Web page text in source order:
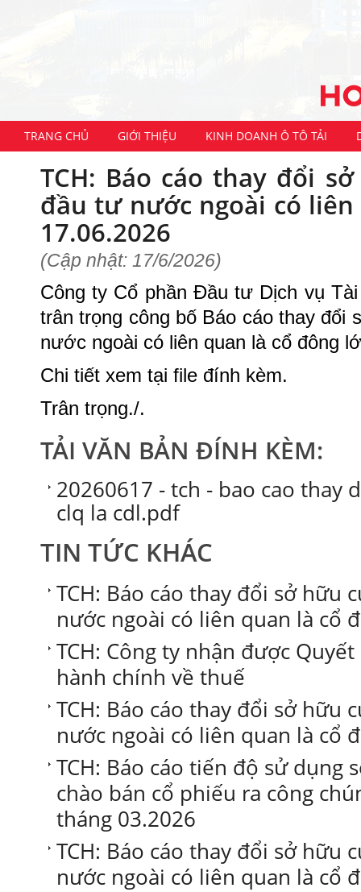
TRANG CHỦ GIỚI THIỆU KINH DOANH Ô TÔ TẢI
TCH: Báo cáo thay đổi
đầu tư nước ngoài có
17.06.2026
(Cập nhật: 17/6/2026)
Công ty Cổ phần Đầu tư Dịch vụ
trân trọng công bố Báo cáo thay đổi
nước ngoài có liên quan là cổ đông
Chi tiết xem tại file đính kèm.
Trân trọng./.
TẢI VĂN BẢN ĐÍNH KÈM:
20260617 - tch - bao cao thay
clq la cdl.pdf
TIN TỨC KHÁC
TCH: Báo cáo thay đổi sở hữu
nước ngoài có liên quan là cổ
TCH: Công ty nhận được
hành chính về thuế
TCH: Báo cáo thay đổi sở hữu
nước ngoài có liên quan là cổ
TCH: Báo cáo tiến độ sử
chào bán cổ phiếu ra công
tháng 03.2026
TCH: Báo cáo thay đổi sở hữu
nước ngoài có liên quan là cổ